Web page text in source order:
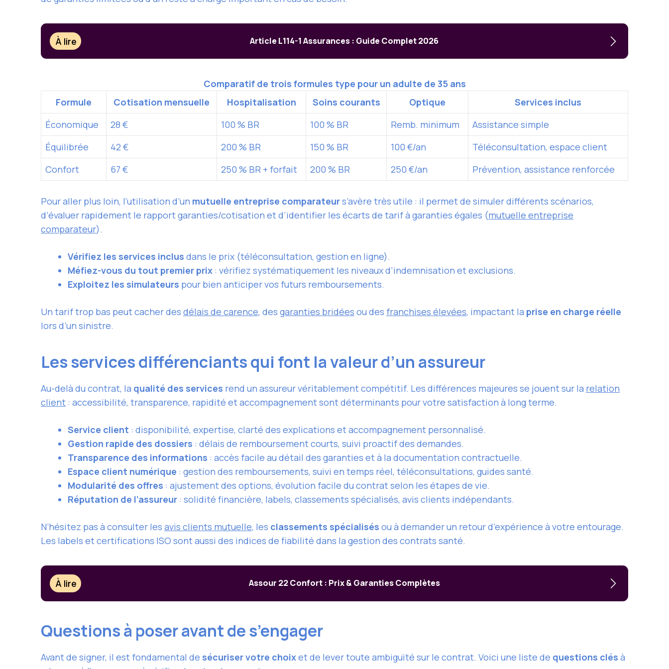
À lire Article L114-1 Assurances : Guide Complet 2026
Comparatif de trois formules type pour un adulte de 35 ans
Formule
Cotisation mensuelle Hospitalisation Soins courants Optique
Services inclus
Économique
28 € 100 % BR 100 % BR Remb. minimum
Assistance simple
Équilibrée
42 € 200 % BR 150 % BR 100 €/an
Téléconsultation, espace client
Confort
67 € 250 % BR + forfait 200 % BR 250 €/an Prévention, assistance renforcée
Pour aller plus loin, l’utilisation d’un mutuelle entreprise comparateurs’avère très utile : il permet de simuler différents scénarios,
d’évaluer rapidement le rapport garanties/cotisation et d’identifier les écarts de tarif à garanties égales (mutuelle entreprise
comparateur).
Vérifiez les services inclus dans le prix (téléconsultation, gestion en ligne).
Méfiez-vous du tout premier prix : vérifiez systématiquement les niveaux d’indemnisation et exclusions.
Exploitez les simulateurs pour bien anticiper vos futurs remboursements.
Un tarif trop bas peut cacher des délais de carence, des garanties bridées ou des franchises élevées, impactant la prise en charge réelle
lors d’un sinistre.
Les services différenciants qui font la valeur d’un assureur
Au-delà du contrat, la qualité des services rend un assureur véritablement compétitif. Les différences majeures se jouent sur la relation
client : accessibilité, transparence, rapidité et accompagnement sont déterminants pour votre satisfaction à long terme.
Service client : disponibilité, expertise, clarté des explications et accompagnement personnalisé.
Gestion rapide des dossiers : délais de remboursement courts, suivi proactif des demandes.
Transparence des informations : accès facile au détail des garanties et à la documentation contractuelle.
Espace client numérique : gestion des remboursements, suivi en temps réel, téléconsultations, guides santé.
Modularité des offres : ajustement des options, évolution facile du contrat selon les étapes de vie.
Réputation de l’assureur : solidité financière, labels, classements spécialisés, avis clients indépendants.
N’hésitez pas à consulter les avis clients mutuelle, les classements spécialisés ou à demander un retour d’expérience à votre entourage.
Les labels et certifications ISO sont aussi des indices de fiabilité dans la gestion des contrats santé.
À lire Assour 22 Confort : Prix & Garanties Complètes
Questions à poser avant de s’engager
Avant de signer, il est fondamental de sécuriser votre choixet de lever toute ambiguïté sur le contrat. Voici une liste de questions clés à